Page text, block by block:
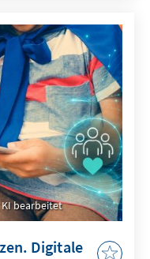
bearbeitet
Digitale